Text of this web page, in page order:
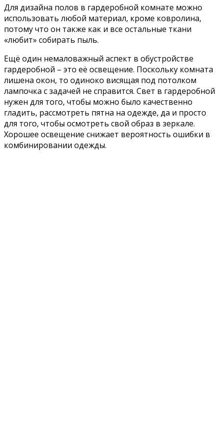
Для дизайна полов в гардеробной комнате можно
использовать любой материал, кроме ковролина,
потому что он также как и все остальные ткани
«любит» собирать пыль.
Ещё один немаловажный аспект в обустройстве
гардеробной – это её освещение. Поскольку комната
лишена окон, то одиноко висящая под потолком
лампочка с задачей не справится. Свет в гардеробной
нужен для того, чтобы можно было качественно
гладить, рассмотреть пятна на одежде, да и просто
для того, чтобы осмотреть свой образ в зеркале.
Хорошее освещение снижает вероятность ошибки в
комбинировании одежды.